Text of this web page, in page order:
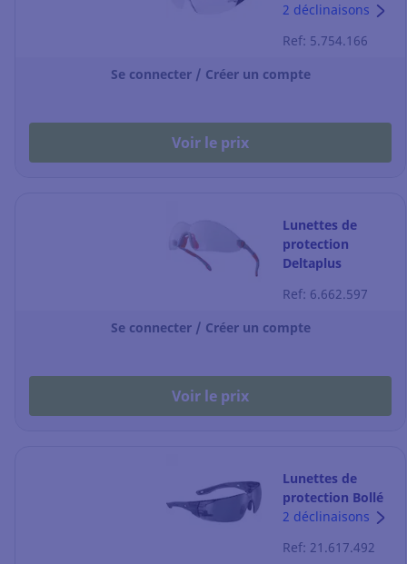
Pheos 9192.225 -
noir/vert - la
paire
2 déclinaisons
Ref: 5.754.166
Se connecter / Créer un compte
Voir le prix
Lunettes de
protection
Deltaplus
la paire
Ref: 6.662.597
Se connecter / Créer un compte
Voir le prix
Lunettes de
protection Bollé
Rush 2.0
fumée - la paire
2 déclinaisons
Ref: 21.617.492